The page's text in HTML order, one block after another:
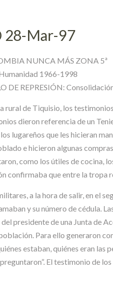
28-Mar-97
NUNCA MÁS ZONA 5ª
1966-1998
DE REPRESIÓN:
rural de Tiquisio, los
dieron referencia de un
lugareños que les hicieran
e hicieron algunas
como los útiles de cocina,
confirmaba que entre la tropa
a la hora de salir, en el
y su número de cédula.
presidente de una Junta de
Para ello generaron
estaban, quiénes eran las
El testimonio de